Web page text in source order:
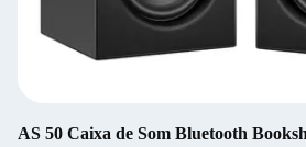
AS 50 Caixa de Som Bluetooth